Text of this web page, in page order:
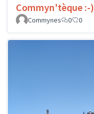
Commyn'tèque :-)
Commynes
0 0